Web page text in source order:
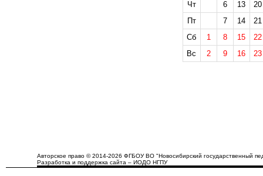
Чт
6 13
20
Пт
7 14
21
Сб
1 8 15
22
Вс
2 9 16 23
Авторское право © 2014-2026 ФГБОУ ВО "Новосибирский государственный
Разработка и поддержка сайта – ИОДО НГПУ